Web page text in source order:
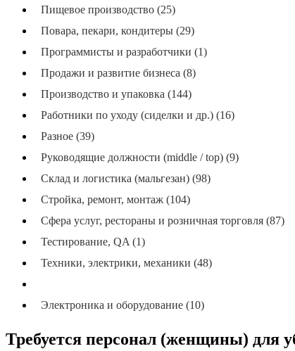
Пищевое производство (25)
Повара, пекари, кондитеры (29)
Программисты и разработчики (1)
Продажи и развитие бизнеса (8)
Производство и упаковка (144)
Работники по уходу (сиделки и др.) (16)
Разное (39)
Руководящие должности (middle / top) (9)
Склад и логистика (мальгезан) (98)
Стройка, ремонт, монтаж (104)
Сфера услуг, рестораны и розничная торговля (87)
Тестирование, QA (1)
Техники, электрики, механики (48)
Электроника и оборудование (10)
Требуется персонал (женщины) для